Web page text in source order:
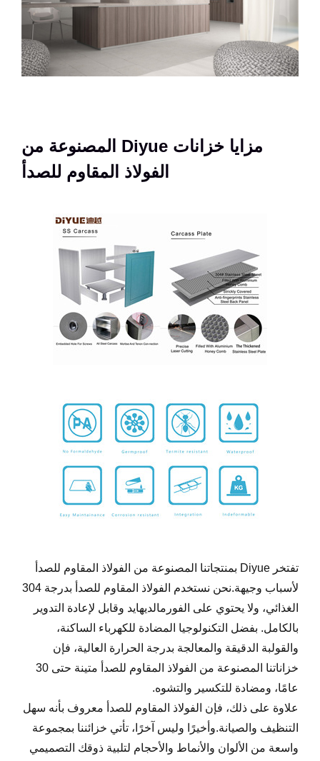
مزايا خزانات Diyue المصنوعة من
الفولاذ المقاوم للصدأ
تفتخر Diyue بمنتجاتنا المصنوعة من الفولاذ المقاوم للصدأ
لأسباب وجيهة.نحن نستخدم الفولاذ المقاوم للصدأ بدرجة 304
الغذائي، ولا يحتوي على الفورمالديهايد وقابل لإعادة التدوير
بالكامل. بفضل التكنولوجيا المضادة للكهرباء الساكنة،
والقولبة الدقيقة والمعالجة بدرجة الحرارة العالية، فإن
خزاناتنا المصنوعة من الفولاذ المقاوم للصدأ متينة حتى 30
عامًا، ومضادة للتكسير والتشوه.
علاوة على ذلك، فإن الفولاذ المقاوم للصدأ معروف بأنه سهل
التنظيف والصيانة.وأخيرًا وليس آخرًا، تأتي خزائننا بمجموعة
واسعة من الألوان والأنماط والأحجام لتلبية ذوقك التصميمي